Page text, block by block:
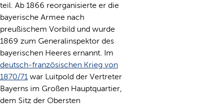
teil. Ab 1866 reorganisierte er die
bayerische Armee nach
preußischem Vorbild und wurde
1869 zum Generalinspektor des
bayerischen Heeres ernannt. Im
deutsch-französischen Krieg von
1870/71 war Luitpold der Vertreter
Bayerns im Großen Hauptquartier,
dem Sitz der Obersten